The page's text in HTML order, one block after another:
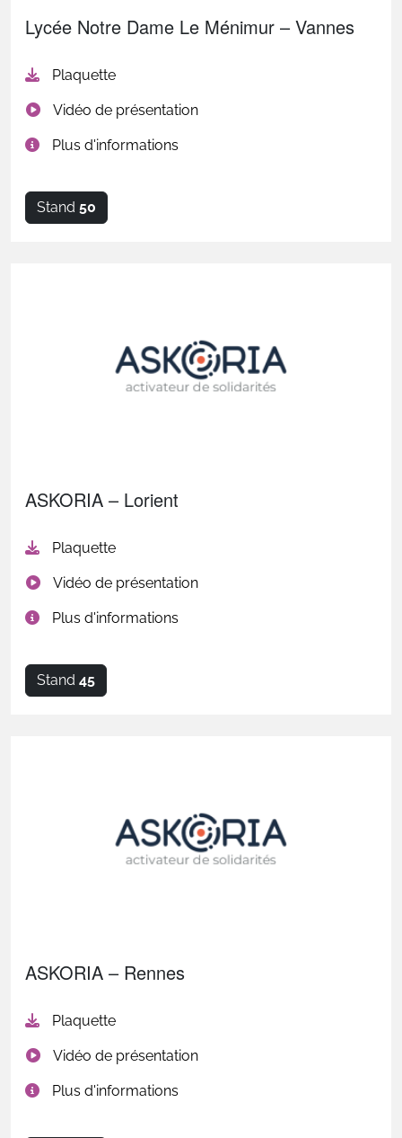
Lycée Notre Dame Le Ménimur – Vannes
Plaquette
Vidéo de présentation
Plus d'informations
Stand 50
ASKORIA – Lorient
Plaquette
Vidéo de présentation
Plus d'informations
Stand 45
ASKORIA – Rennes
Plaquette
Vidéo de présentation
Plus d'informations